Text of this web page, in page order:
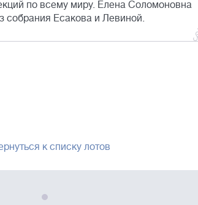
по всему миру. Елена Соломоновна
собрания Есакова и Левиной.
к списку лотов